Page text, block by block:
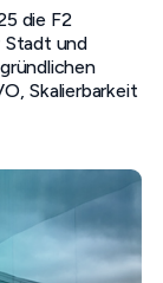
die F2
Stadt und
Skalierbarkeit